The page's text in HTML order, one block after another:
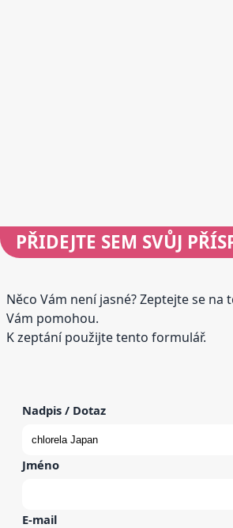
PŘIDEJTE SEM SVŮJ
Něco Vám není jasné? Zeptejte se
Vám pomohou.
K zeptání použijte tento formulář.
Nadpis / Dotaz
Jméno
E-mail